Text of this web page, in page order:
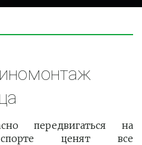
передвигаться на
ценят все